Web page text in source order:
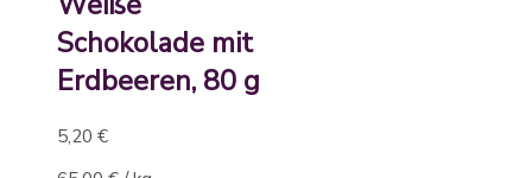
Schokolade mit
Erdbeeren, 80 g
5,20 €